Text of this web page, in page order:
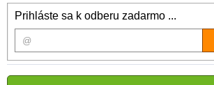
Prihláste sa k odberu zadarmo ...